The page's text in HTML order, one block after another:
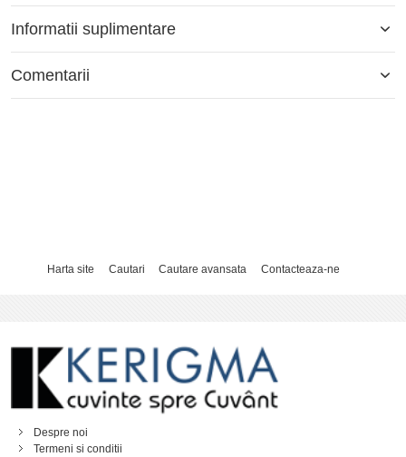
Informatii suplimentare
Comentarii
Harta site Cautari Cautare avansata Contacteaza-ne
Despre noi
Termeni si conditii